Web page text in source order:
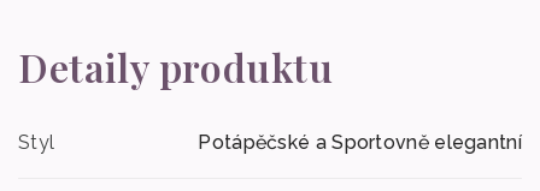
Detaily produktu
Styl Potápěčské a Sportovně elegantní